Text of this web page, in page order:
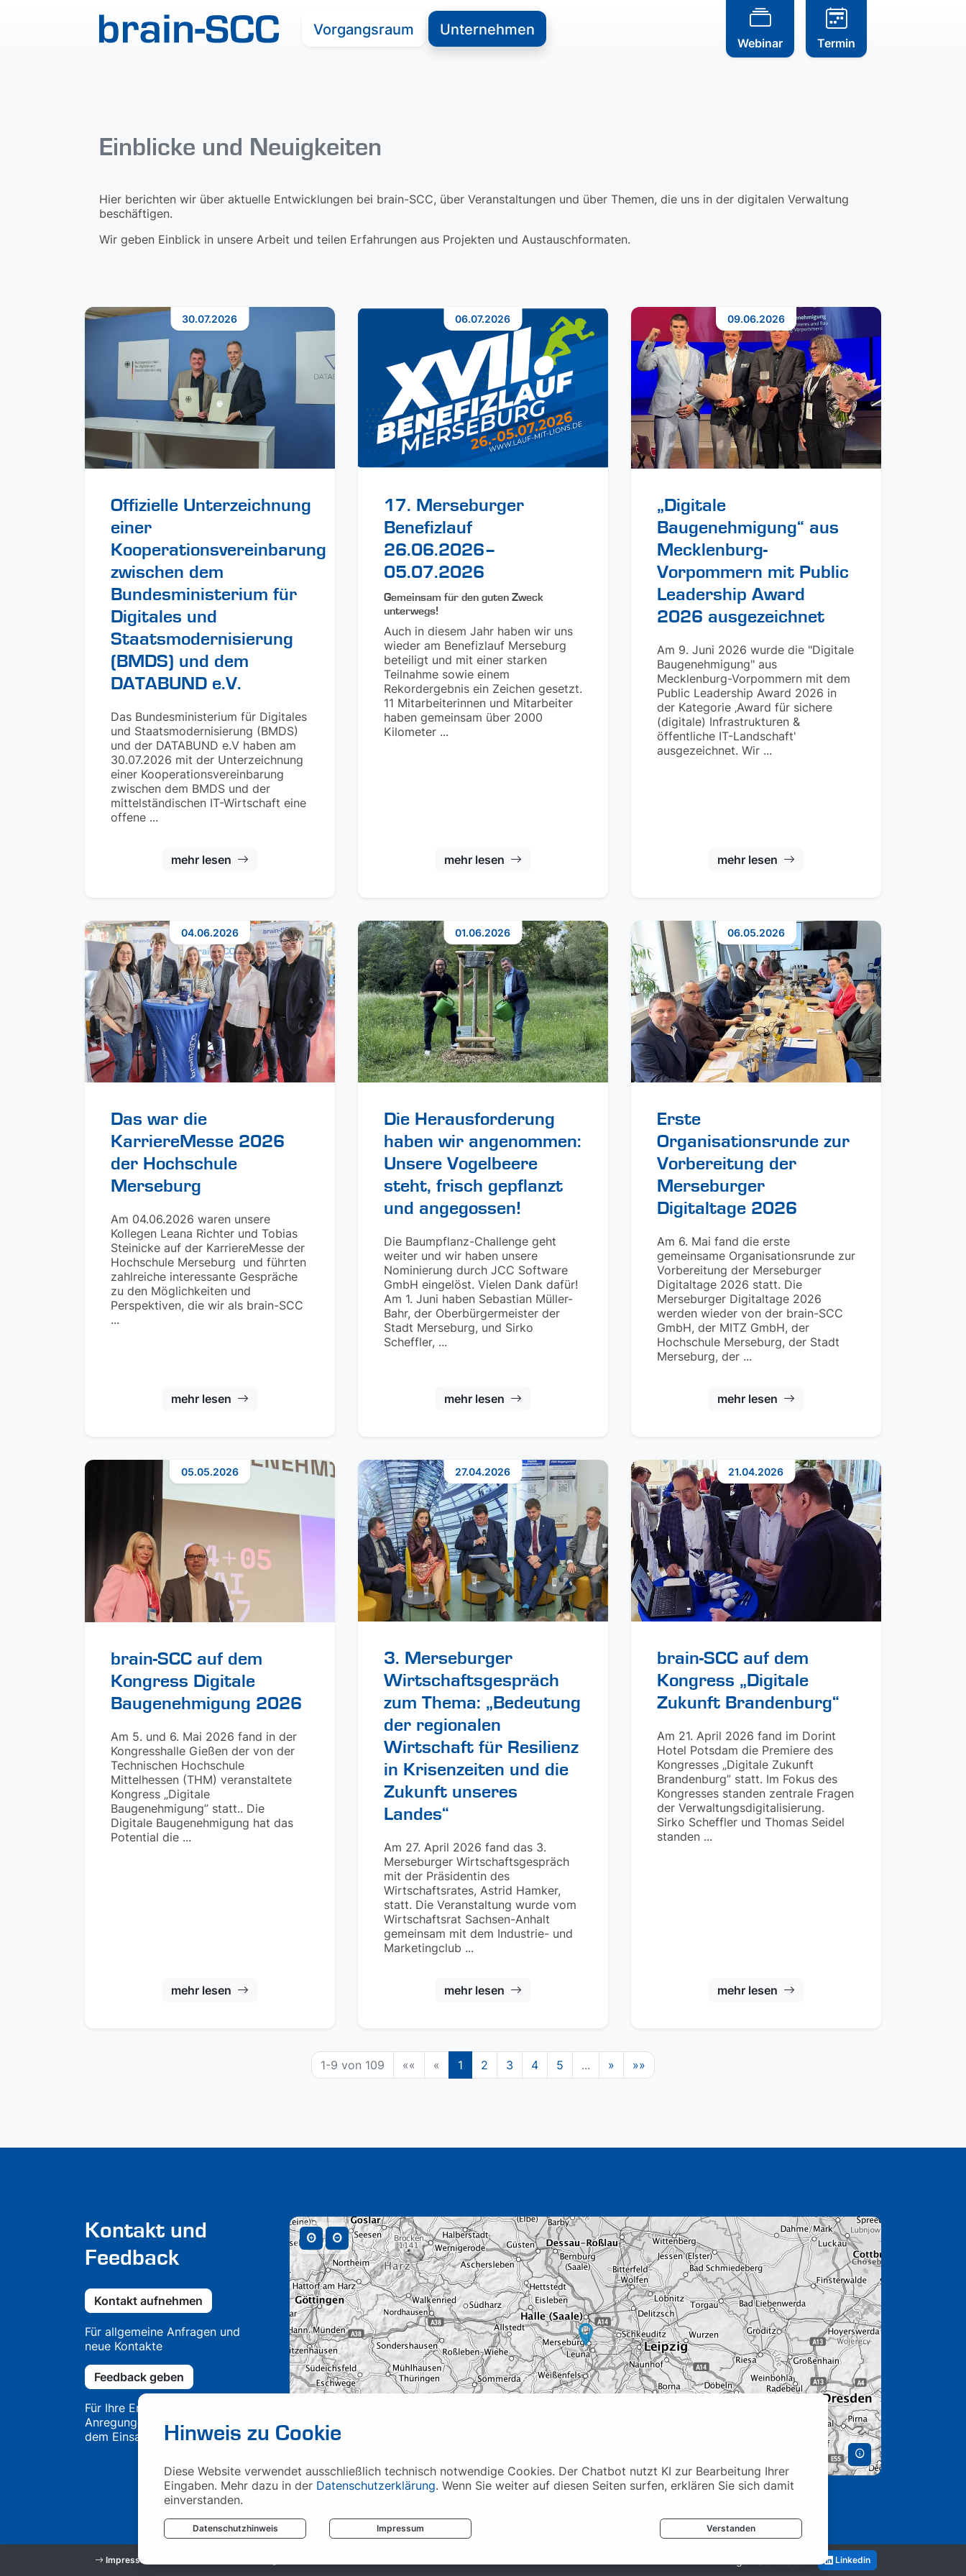
Hinweis zu Cookie
Diese Website verwendet ausschließlich technisch notwendige Cookies. Der Chatbot nutzt KI zur Bearbeitung Ihrer
Eingaben. Mehr dazu in der Datenschutzerklärung. Wenn Sie weiter auf diesen Seiten surfen, erklären Sie sich damit
einverstanden.
Datenschutzhinweis Impressum Verstanden
Vorgangsraum Unternehmen
Webinar Termin
Einblicke und Neuigkeiten
Hier berichten wir über aktuelle Entwicklungen bei brain-SCC, über Veranstaltungen und über Themen, die uns in der digitalen Verwaltung
beschäftigen.
Wir geben Einblick in unsere Arbeit und teilen Erfahrungen aus Projekten und Austauschformaten.
Offizielle Unterzeichnung
einer
Kooperationsvereinbarung
zwischen dem
Bundesministerium für
Digitales und
Staatsmodernisierung
(BMDS) und dem
DATABUND e.V.
Das Bundesministerium für Digitales
und Staatsmodernisierung (BMDS)
und der DATABUND e.V haben am
30.07.2026 mit der Unterzeichnung
einer Kooperationsvereinbarung
zwischen dem BMDS und der
mittelständischen IT-Wirtschaft eine
offene ...
mehr lesen
30.07.2026
17. Merseburger
Benefizlauf
26.06.2026–
05.07.2026
Gemeinsam für den guten Zweck
unterwegs!
Auch in diesem Jahr haben wir uns
wieder am Benefizlauf Merseburg
beteiligt und mit einer starken
Teilnahme sowie einem
Rekordergebnis ein Zeichen gesetzt.
11 Mitarbeiterinnen und Mitarbeiter
haben gemeinsam über 2000
Kilometer ...
mehr lesen
06.07.2026
„Digitale
Baugenehmigung“ aus
Mecklenburg-
Vorpommern mit Public
Leadership Award
2026 ausgezeichnet
Am 9. Juni 2026 wurde die "Digitale
Baugenehmigung" aus
Mecklenburg-Vorpommern mit dem
Public Leadership Award 2026 in
der Kategorie ‚Award für sichere
(digitale) Infrastrukturen &
öffentliche IT-Landschaft'
ausgezeichnet. Wir ...
mehr lesen
09.06.2026
Das war die
KarriereMesse 2026
der Hochschule
Merseburg
Am 04.06.2026 waren unsere
Kollegen Leana Richter und Tobias
Steinicke auf der KarriereMesse der
Hochschule Merseburg und führten
zahlreiche interessante Gespräche
zu den Möglichkeiten und
Perspektiven, die wir als brain-SCC
...
mehr lesen
04.06.2026
Die Herausforderung
haben wir angenommen:
Unsere Vogelbeere
steht, frisch gepflanzt
und angegossen!
Die Baumpflanz-Challenge geht
weiter und wir haben unsere
Nominierung durch JCC Software
GmbH eingelöst. Vielen Dank dafür!
Am 1. Juni haben Sebastian Müller-
Bahr, der Oberbürgermeister der
Stadt Merseburg, und Sirko
Scheffler, ...
mehr lesen
01.06.2026
Erste
Organisationsrunde zur
Vorbereitung der
Merseburger
Digitaltage 2026
Am 6. Mai fand die erste
gemeinsame Organisationsrunde zur
Vorbereitung der Merseburger
Digitaltage 2026 statt. Die
Merseburger Digitaltage 2026
werden wieder von der brain-SCC
GmbH, der MITZ GmbH, der
Hochschule Merseburg, der Stadt
Merseburg, der ...
mehr lesen
06.05.2026
brain-SCC auf dem
Kongress Digitale
Baugenehmigung 2026
Am 5. und 6. Mai 2026 fand in der
Kongresshalle Gießen der von der
Technischen Hochschule
Mittelhessen (THM) veranstaltete
Kongress „Digitale
Baugenehmigung” statt.. Die
Digitale Baugenehmigung hat das
Potential die ...
mehr lesen
05.05.2026
3. Merseburger
Wirtschaftsgespräch
zum Thema: „Bedeutung
der regionalen
Wirtschaft für Resilienz
in Krisenzeiten und die
Zukunft unseres
Landes“
Am 27. April 2026 fand das 3.
Merseburger Wirtschaftsgespräch
mit der Präsidentin des
Wirtschaftsrates, Astrid Hamker,
statt. Die Veranstaltung wurde vom
Wirtschaftsrat Sachsen-Anhalt
gemeinsam mit dem Industrie- und
Marketingclub ...
mehr lesen
27.04.2026
brain-SCC auf dem
Kongress „Digitale
Zukunft Brandenburg“
Am 21. April 2026 fand im Dorint
Hotel Potsdam die Premiere des
Kongresses „Digitale Zukunft
Brandenburg” statt. Im Fokus des
Kongresses standen zentrale Fragen
der Verwaltungsdigitalisierung.
Sirko Scheffler und Thomas Seidel
standen ...
mehr lesen
21.04.2026
1-9 von 109 «« « 1 2 3 4 5 ... » »»
Kontakt und
Feedback
Kontakt aufnehmen
Für allgemeine Anfragen und
neue Kontakte
Feedback geben
Für Ihre Erfahrungen und
Anregungen aus Projekten und
dem Einsatz unserer Lösungen
Impressum Linkedin